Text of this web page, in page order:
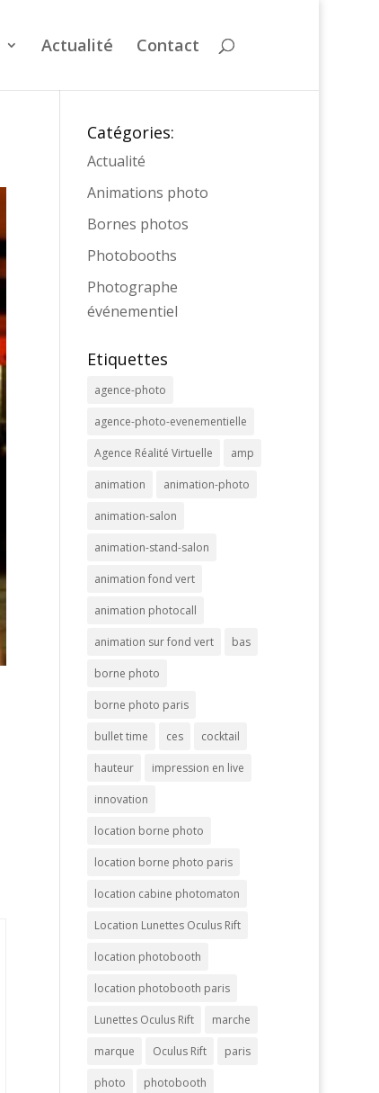
Actualité Contact
Catégories:
Actualité
Animations photo
Bornes photos
Photobooths
Photographe
événementiel
Etiquettes
agence-photo
agence-photo-evenementielle
Agence Réalité Virtuelle amp
animation animation-photo
animation-salon
animation-stand-salon
animation fond vert
animation photocall
animation sur fond vert bas
borne photo
borne photo paris
bullet time ces cocktail
hauteur impression en live
innovation
location borne photo
location borne photo paris
location cabine photomaton
Location Lunettes Oculus Rift
location photobooth
location photobooth paris
Lunettes Oculus Rift marche
marque Oculus Rift paris
photo photobooth